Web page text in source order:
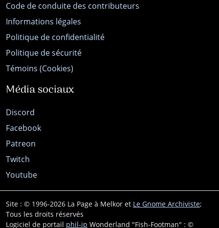
Code de conduite des contributeurs
Informations légales
Politique de confidentialité
Politique de sécurité
Témoins (Cookies)
Média sociaux
Discord
Facebook
Patreon
Twitch
Youtube
Site : © 1996-2026 La Page à Melkor et Le Gnome Archiviste;
Tous les droits réservés
Logiciel de portail phil-ip Wonderland "Fish-Footman" : ©